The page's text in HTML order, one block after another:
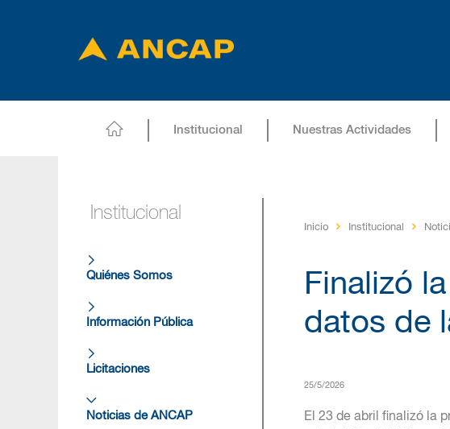
Institucional Nuestras Actividades
Institucional
Quiénes Somos
Información Pública
Licitaciones
Noticias de ANCAP
Inicio Institucional
Finalizó
datos de
25/5/2026
El 23 de abril finalizó la